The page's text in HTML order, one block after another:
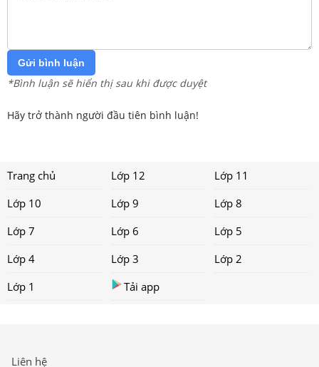
Gửi bình luận
*Bình luận sẽ hiển thị sau khi được duyệt
Hãy trở thành người đầu tiên bình luận!
Trang chủ Lớp 12
Lớp 11
Lớp 10
Lớp 9
Lớp 8
Lớp 7
Lớp 6
Lớp 5
Lớp 4
Lớp 3
Lớp 2
Lớp 1
Tải app
Liên hệ